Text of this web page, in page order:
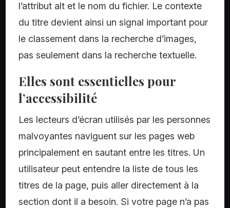
l’attribut alt et le nom du fichier. Le contexte
du titre devient ainsi un signal important pour
le classement dans la recherche d’images,
pas seulement dans la recherche textuelle.
Elles sont essentielles pour
l’accessibilité
Les lecteurs d’écran utilisés par les personnes
malvoyantes naviguent sur les pages web
principalement en sautant entre les titres. Un
utilisateur peut entendre la liste de tous les
titres de la page, puis aller directement à la
section dont il a besoin. Si votre page n’a pas